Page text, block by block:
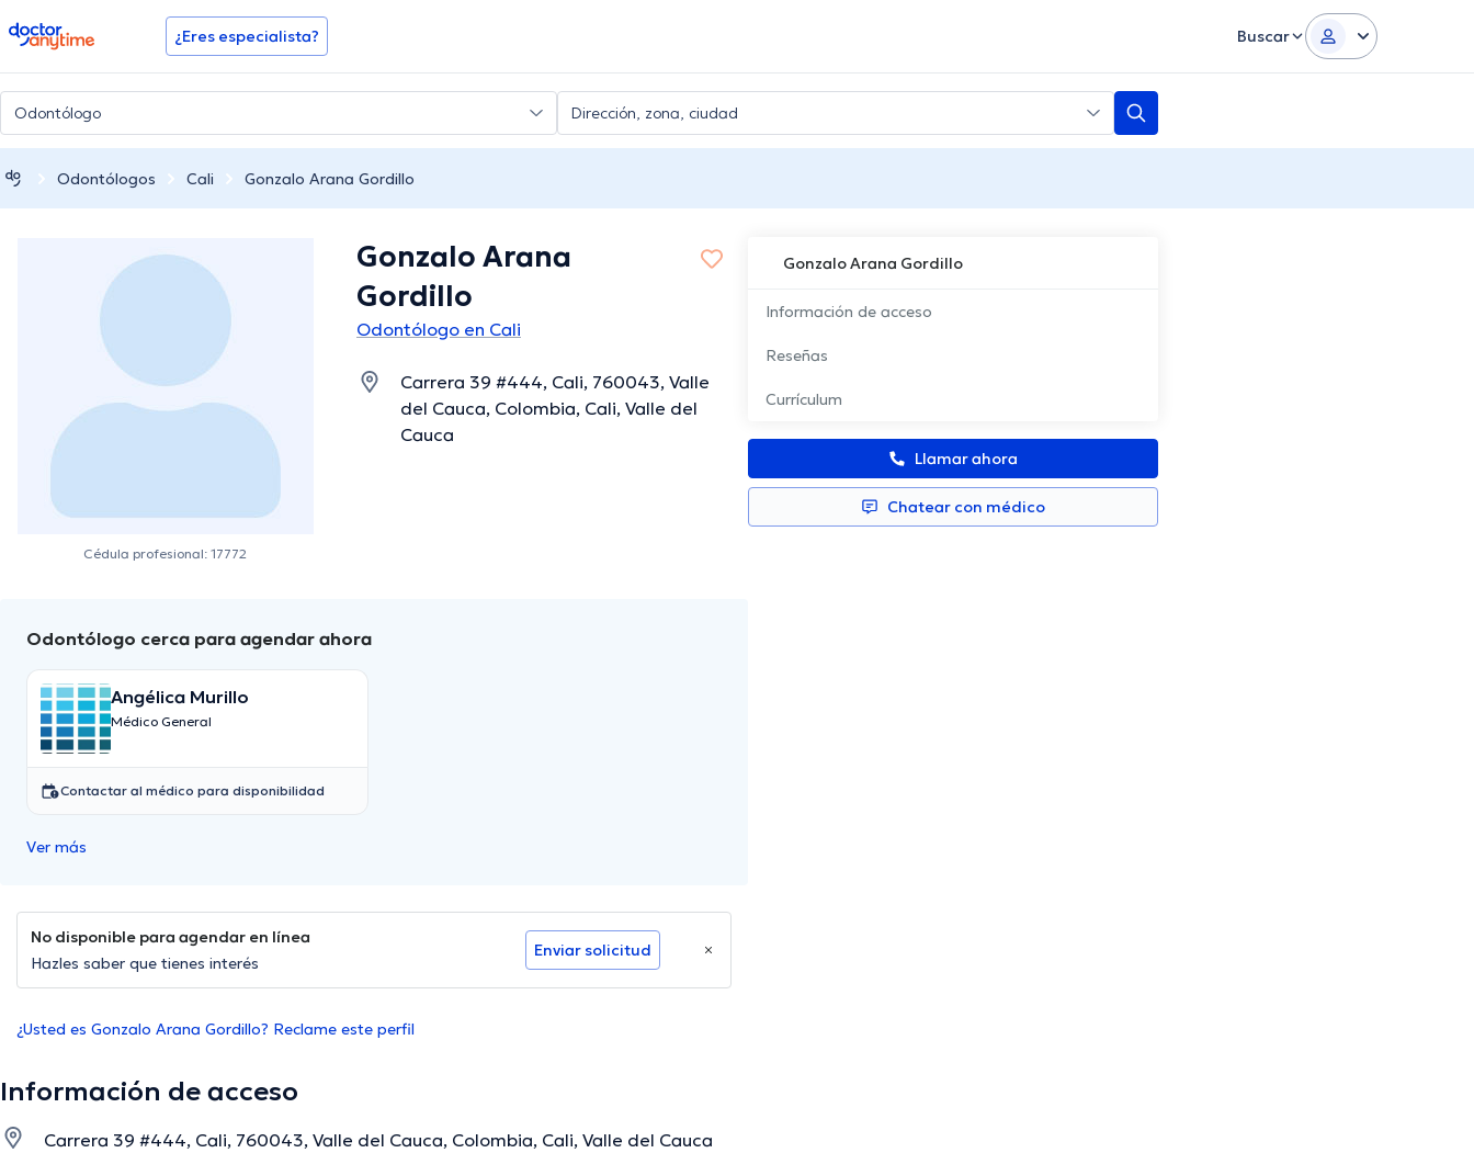
doctoranytime ¿Eres especialista? Buscar
Odontólogos Cali Gonzalo Arana Gordillo
Gonzalo Arana Gordillo
Información de acceso
Reseñas
Currículum
Llamar ahora
Chatear con médico
Cédula profesional: 17772
Gonzalo Arana
Gordillo
Odontólogo en Cali
Carrera 39 #444, Cali, 760043, Valle
del Cauca, Colombia, Cali, Valle del
Cauca
Odontólogo cerca para agendar ahora
Angélica Murillo
Médico General
Contactar al médico para disponibilidad
Ver más
No disponible para agendar en línea
Hazles saber que tienes interés
Enviar solicitud
¿Usted es Gonzalo Arana Gordillo? Reclame este perfil
Información de acceso
Carrera 39 #444, Cali, 760043, Valle del Cauca, Colombia, Cali, Valle del Cauca